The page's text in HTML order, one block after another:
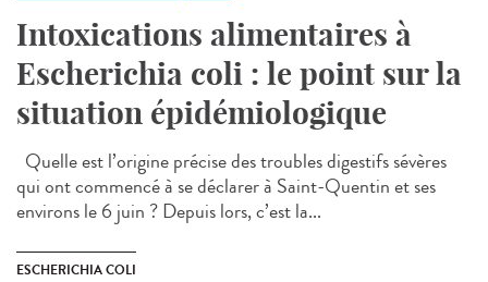
Intoxications alimentaires à
Escherichia coli : le point sur la
situation épidémiologique
Quelle est l’origine précise des troubles digestifs sévères
qui ont commencé à se déclarer à Saint-Quentin et ses
environs le 6 juin ? Depuis lors, c’est la...
ESCHERICHIA COLI